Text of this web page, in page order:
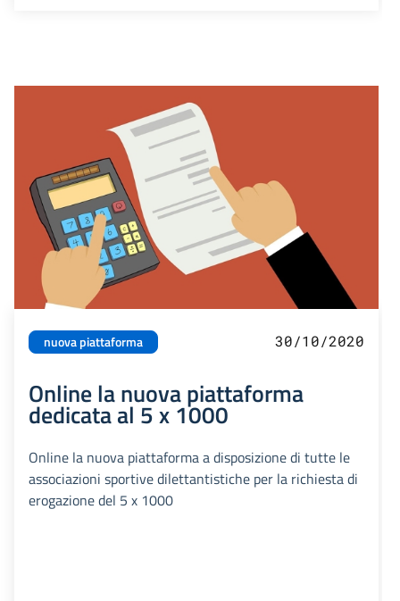
nuova piattaforma 30/10/2020
Online la nuova piattaforma
dedicata al 5 x 1000
Online la nuova piattaforma a disposizione di tutte le
associazioni sportive dilettantistiche per la richiesta di
erogazione del 5 x 1000